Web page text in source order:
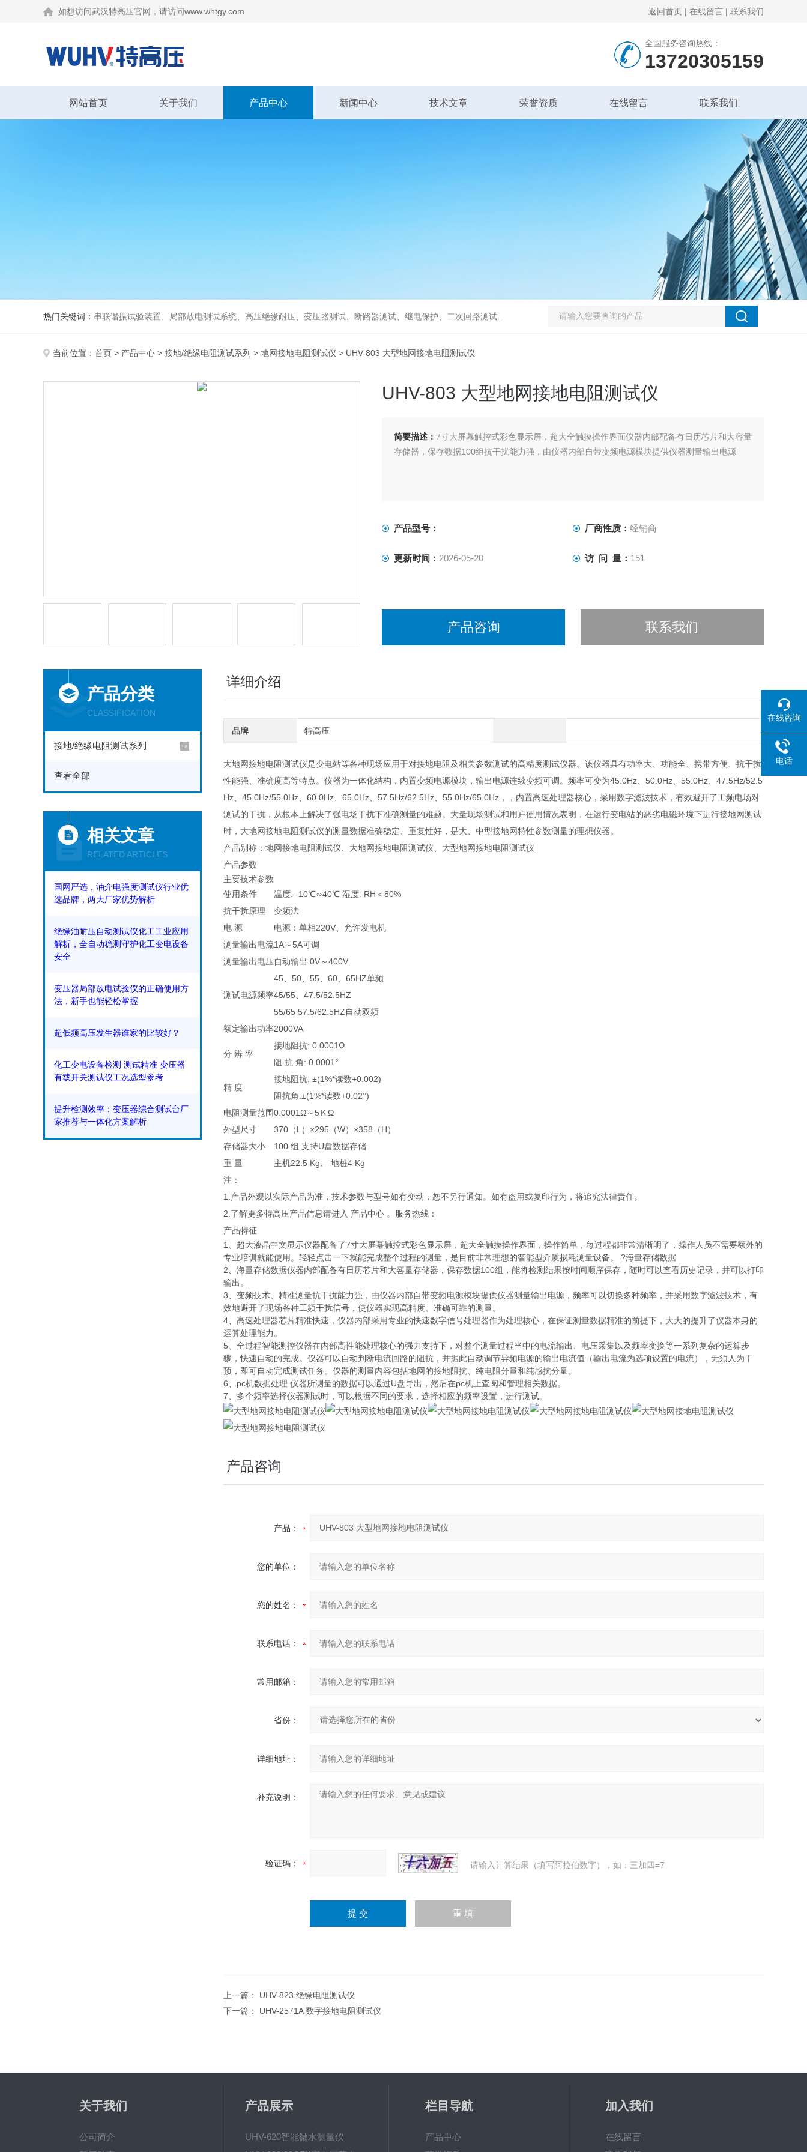
如想访问武汉特高压官网，请访问www.whtgy.com 返回首页 | 在线留言 | 联系我们
全国服务咨询热线：
13720305159
网站首页 关于我们 产品中心 新闻中心 技术文章 荣誉资质 在线留言 联系我们
热门关键词： 串联谐振试验装置、局部放电测试系统、高压绝缘耐压、变压器测试、断路器测试、继电保护、二次回路测试、电
当前位置： 首页 > 产品中心 > 接地/绝缘电阻测试系列 > 地网接地电阻测试仪 > UHV-803 大型地网接地电阻测试仪
UHV-803 大型地网接地电阻测试仪
简要描述： 7寸大屏幕触控式彩色显示屏，超大全触摸操作界面仪器内部配备有日历芯片和大容量
存储器，保存数据100组抗干扰能力强，由仪器内部自带变频电源模块提供仪器测量输出电源
产品型号： 厂商性质： 经销商
更新时间： 2026-05-20 访 问 量： 151
产品咨询 联系我们
产品分类
CLASSIFICATION
接地/绝缘电阻测试系列
查看全部
相关文章
RELATED ARTICLES
国网严选，油介电强度测试仪行业优
选品牌，两大厂家优势解析​
绝缘油耐压自动测试仪化工工业应用
解析，全自动稳测守护化工变电设备
安全
变压器局部放电试验仪的正确使用方
法，新手也能轻松掌握
超低频高压发生器谁家的比较好？
化工变电设备检测 测试精准 变压器
有载开关测试仪工况选型参考
提升检测效率：变压器综合测试台厂
家推荐与一体化方案解析
详细介绍
品牌 特高压
大地网接地电阻测试仪是变电站等各种现场应用于对接地电阻及相关参数测试的高精度测试仪器。该仪器具有功率大、功能全、携带方便、抗干扰
性能强、准确度高等特点。仪器为一体化结构，内置变频电源模块，输出电源连续变频可调。频率可变为45.0Hz、50.0Hz、55.0Hz、47.5Hz/52.5
Hz、45.0Hz/55.0Hz、60.0Hz、65.0Hz、57.5Hz/62.5Hz、55.0Hz/65.0Hz，，内置高速处理器核心，采用数字滤波技术，有效避开了工频电场对
测试的干扰，从根本上解决了强电场干扰下准确测量的难题。大量现场测试和用户使用情况表明，在运行变电站的恶劣电磁环境下进行接地网测试
时，大地网接地电阻测试仪的测量数据准确稳定、重复性好，是大、中型接地网特性参数测量的理想仪器。
产品别称：地网接地电阻测试仪、大地网接地电阻测试仪、大型地网接地电阻测试仪
产品参数
主要技术参数
使用条件
温度: -10℃∽40℃ 湿度: RH＜80%
抗干扰原理
变频法
电 源
电源：单相220V、允许发电机
测量输出电流1A～5A可调
测量输出电压自动输出 0V～400V
测试电源频率
45、50、55、60、65HZ单频
45/55、47.5/52.5HZ
55/65 57.5/62.5HZ自动双频
额定输出功率2000VA
分 辨 率
接地阻抗: 0.0001Ω
阻 抗 角: 0.0001°
精 度
接地阻抗: ±(1%*读数+0.002)
阻抗角:±(1%*读数+0.02°)
电阻测量范围0.0001Ω～5ＫΩ
外型尺寸
370（L）×295（W）×358（H）
存储器大小
100 组 支持U盘数据存储
重 量
主机22.5 Kg、 地桩4 Kg
注：
1.产品外观以实际产品为准，技术参数与型号如有变动，恕不另行通知。如有盗用或复印行为，将追究法律责任。
2.了解更多特高压产品信息请进入 产品中心 。服务热线：
产品特征
1、超大液晶中文显示仪器配备了7寸大屏幕触控式彩色显示屏，超大全触摸操作界面，操作简单，每过程都非常清晰明了，操作人员不需要额外的
专业培训就能使用。轻轻点击一下就能完成整个过程的测量，是目前非常理想的智能型介质损耗测量设备。 ?海量存储数据
2、海量存储数据仪器内部配备有日历芯片和大容量存储器，保存数据100组，能将检测结果按时间顺序保存，随时可以查看历史记录，并可以打印
输出。
3、变频技术、精准测量抗干扰能力强，由仪器内部自带变频电源模块提供仪器测量输出电源，频率可以切换多种频率，并采用数字滤波技术，有
效地避开了现场各种工频干扰信号，使仪器实现高精度、准确可靠的测量。
4、高速处理器芯片精准快速，仪器内部采用专业的快速数字信号处理器作为处理核心，在保证测量数据精准的前提下，大大的提升了仪器本身的
运算处理能力。
5、全过程智能测控仪器在内部高性能处理核心的强力支持下，对整个测量过程当中的电流输出、电压采集以及频率变换等一系列复杂的运算步
骤，快速自动的完成。仪器可以自动判断电流回路的阻抗，并据此自动调节异频电源的输出电流值（输出电流为选项设置的电流），无须人为干
预，即可自动完成测试任务。仪器的测量内容包括地网的接地阻抗、纯电阻分量和纯感抗分量。
6、pc机数据处理 仪器所测量的数据可以通过U盘导出，然后在pc机上查阅和管理相关数据。
7、多个频率选择仪器测试时，可以根据不同的要求，选择相应的频率设置，进行测试。
产品咨询
产品：
您的单位：
您的姓名：
联系电话：
常用邮箱：
省份：
详细地址：
补充说明：
验证码： 请输入计算结果（填写阿拉伯数字），如：三加四=7
上一篇： UHV-823 绝缘电阻测试仪
下一篇： UHV-2571A 数字接地电阻测试仪
关于我们
公司简介
产品展示
UHV-620智能微水测量仪
栏目导航
产品中心
加入我们
在线留言
在线咨询
电话